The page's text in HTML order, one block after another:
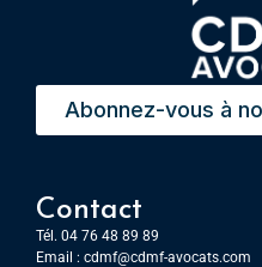
Abonnez-vous à
Contact
Tél. 04 76 48 89 89
Email : cdmf@cdmf-avocats.com